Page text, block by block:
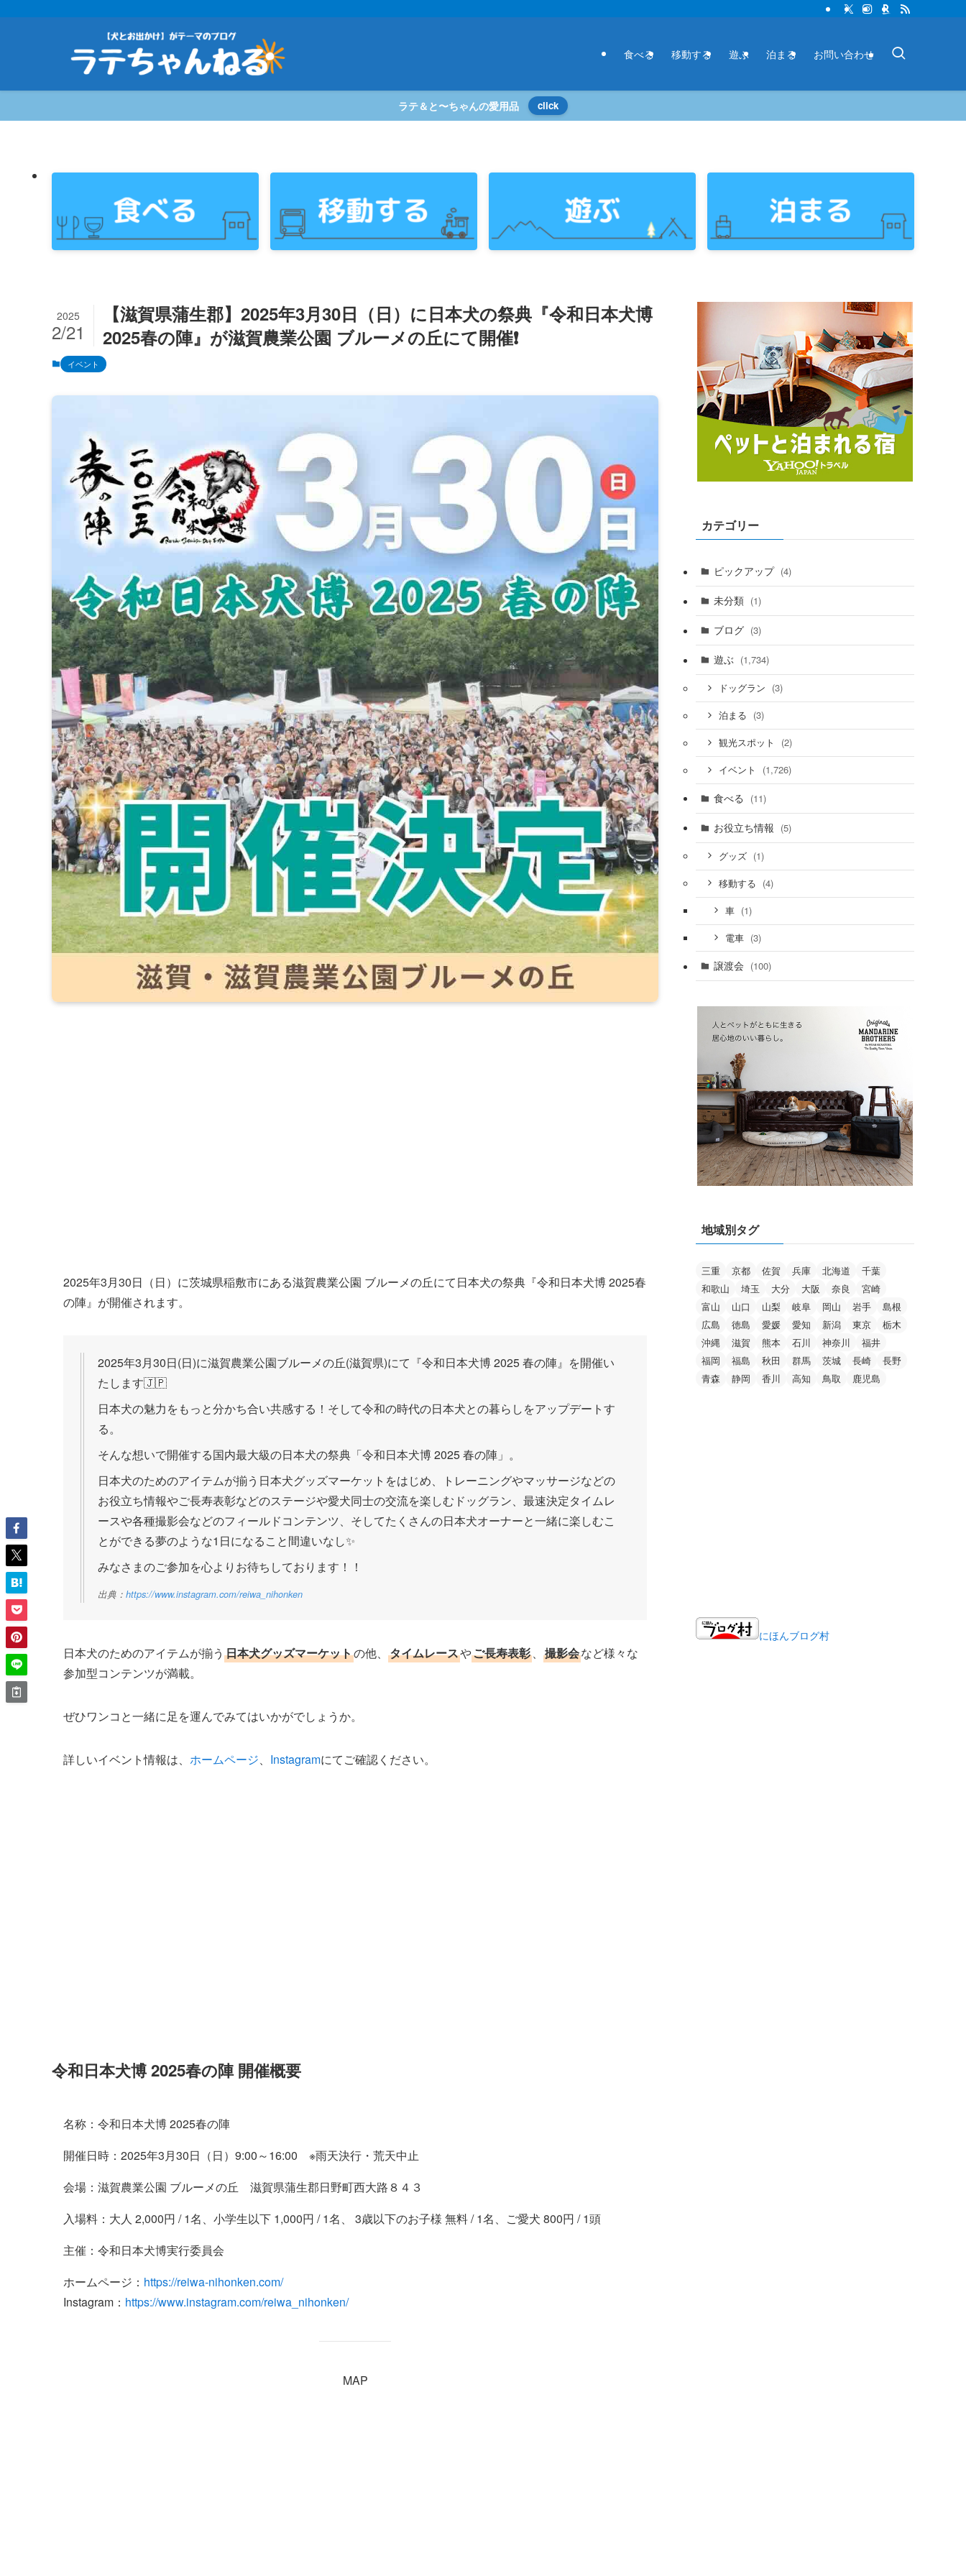
食べる 移動する 遊ぶ 泊まる お問い合わせ
ラテ＆と〜ちゃんの愛用品 click
【滋賀県蒲生郡】2025年3月30日（日）に日本犬の祭典『令和日本犬博
2025春の陣』が滋賀農業公園 ブルーメの丘にて開催❗️
2025
2/21
イベント
2025年3月30日（日）に茨城県稲敷市にある滋賀農業公園 ブルーメの丘にて日本犬の祭典『令和日本犬博 2025春
の陣』が開催されます。
2025年3月30日(日)に滋賀農業公園ブルーメの丘(滋賀県)にて『令和日本犬博 2025 春の陣』を開催い
たします🇯🇵
日本犬の魅力をもっと分かち合い共感する！そして令和の時代の日本犬との暮らしをアップデートす
る。
そんな想いで開催する国内最大級の日本犬の祭典「令和日本犬博 2025 春の陣」。
日本犬のためのアイテムが揃う日本犬グッズマーケットをはじめ、トレーニングやマッサージなどの
お役立ち情報やご長寿表彰などのステージや愛犬同士の交流を楽しむドッグラン、最速決定タイムレ
ースや各種撮影会などのフィールドコンテンツ、そしてたくさんの日本犬オーナーと一緒に楽しむこ
とができる夢のような1日になること間違いなし✨
みなさまのご参加を心よりお待ちしております！！
出典： https://www.instagram.com/reiwa_nihonken
日本犬のためのアイテムが揃う 日本犬グッズマーケットの他、 タイムレースやご長寿表彰、 撮影会など様々な
参加型コンテンツが満載。
ぜひワンコと一緒に足を運んでみてはいかがでしょうか。
詳しいイベント情報は、 ホームページ、 Instagramにてご確認ください。
令和日本犬博2025春の陣 開催概要
名称：令和日本犬博 2025春の陣
開催日時：2025年3月30日（日）9:00～16:00 ※雨天決行・荒天中止
会場：滋賀農業公園 ブルーメの丘 滋賀県蒲生郡日野町西大路８４３
入場料：大人 2,000円 / 1名、小学生以下 1,000円 / 1名、 3歳以下のお子様 無料 / 1名、ご愛犬 800円 / 1頭
主催：令和日本犬博実行委員会
ホームページ： https://reiwa-nihonken.com/
Instagram： https://www.instagram.com/reiwa_nihonken/
MAP
カテゴリー
ピックアップ (4)
未分類 (1)
ブログ (3)
遊ぶ (1,734)
ドッグラン (3)
泊まる (3)
観光スポット (2)
イベント (1,726)
食べる (11)
お役立ち情報 (5)
グッズ (1)
移動する (4)
車 (1)
電車 (3)
譲渡会 (100)
地域別タグ
三重 京都 佐賀 兵庫 北海道
千葉
和歌山
埼玉 大分 大阪 奈良
宮崎
富山
山口 山梨 岐阜 岡山 岩手
島根
広島
徳島 愛媛 愛知 新潟 東京
栃木
沖縄
滋賀 熊本 石川 神奈川
福井
福岡
福島 秋田 群馬 茨城 長崎
長野
青森
静岡 香川 高知 鳥取 鹿児島
にほんブログ村